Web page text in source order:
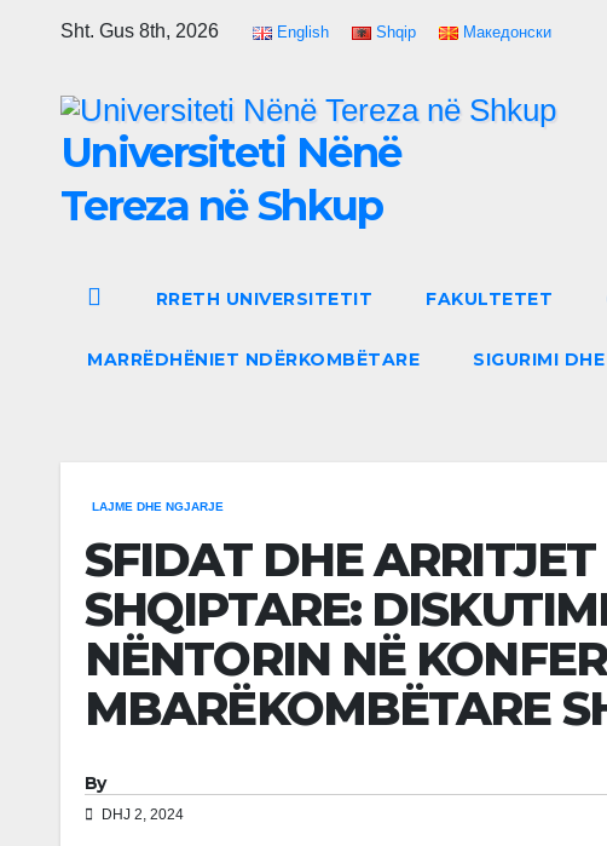
Sht. Gus 8th, 2026 English Shqip Македонски
Universiteti Nënë
Tereza në Shkup
RRETH UNIVERSITETIT FAKULTETET
MARRËDHËNIET NDËRKOMBËTARE SIGURIMI
LAJME DHE NGJARJE
SFIDAT DHE
SHQIPTARE:
NËNTORIN NË
MBARËKOMBËTARE
By
DHJ 2, 2024